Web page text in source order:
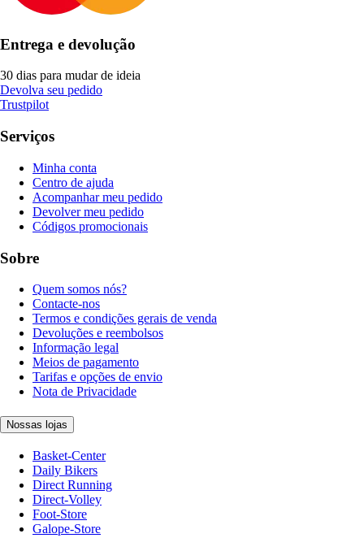
Entrega e devolução
30 dias para mudar de ideia
Devolva seu pedido
Trustpilot
Serviços
Minha conta
Centro de ajuda
Acompanhar meu pedido
Devolver meu pedido
Códigos promocionais
Sobre
Quem somos nós?
Contacte-nos
Termos e condições gerais de venda
Devoluções e reembolsos
Informação legal
Meios de pagamento
Tarifas e opções de envio
Nota de Privacidade
Nossas lojas
Basket-Center
Daily Bikers
Direct Running
Direct-Volley
Foot-Store
Galope-Store